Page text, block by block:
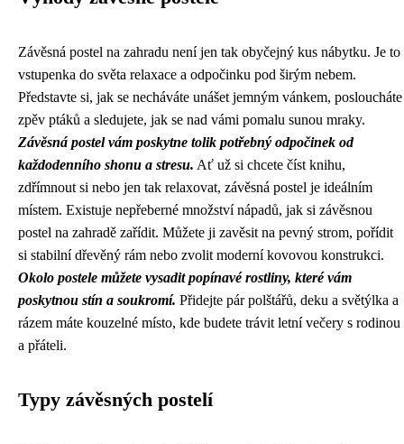
Závěsná postel na zahradu není jen tak obyčejný kus nábytku. Je to
vstupenka do světa relaxace a odpočinku pod širým nebem.
Představte si, jak se necháváte unášet jemným vánkem, posloucháte
zpěv ptáků a sledujete, jak se nad vámi pomalu sunou mraky.
Závěsná postel vám poskytne tolik potřebný odpočinek od
každodenního shonu a stresu. Ať už si chcete číst knihu,
zdřímnout si nebo jen tak relaxovat, závěsná postel je ideálním
místem. Existuje nepřeberné množství nápadů, jak si závěsnou
postel na zahradě zařídit. Můžete ji zavěsit na pevný strom, pořídit
si stabilní dřevěný rám nebo zvolit moderní kovovou konstrukci.
Okolo postele můžete vysadit popínavé rostliny, které vám
poskytnou stín a soukromí. Přidejte pár polštářů, deku a světýlka a
rázem máte kouzelné místo, kde budete trávit letní večery s rodinou
a přáteli.
Typy závěsných postelí